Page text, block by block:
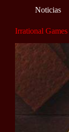
Noticias
Irrational